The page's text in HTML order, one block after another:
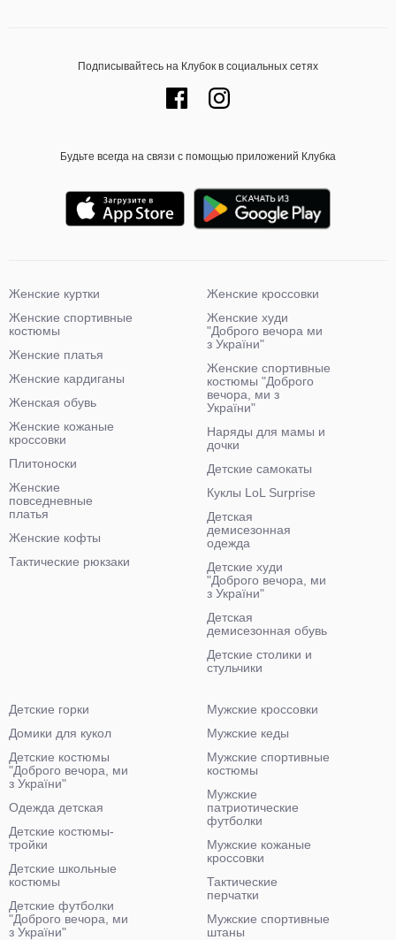
Подписывайтесь на Клубок в социальных сетях
Будьте всегда на связи с помощью приложений Клубка
Женские куртки
Женские спортивные
костюмы
Женские платья
Женские кардиганы
Женская обувь
Женские кожаные
кроссовки
Плитоноски
Женские
повседневные
платья
Женские кофты
Тактические рюкзаки
Женские кроссовки
Женские худи
"Доброго вечора ми
з України"
Женские спортивные
костюмы "Доброго
вечора, ми з
України"
Наряды для мамы и
дочки
Детские самокаты
Куклы LoL Surprise
Детская
демисезонная
одежда
Детские худи
"Доброго вечора, ми
з України"
Детская
демисезонная обувь
Детские столики и
стульчики
Детские горки
Домики для кукол
Детские костюмы
"Доброго вечора, ми
з України"
Одежда детская
Детские костюмы-
тройки
Детские школьные
костюмы
Детские футболки
"Доброго вечора, ми
з України"
Мужские кроссовки
Мужские кеды
Мужские спортивные
костюмы
Мужские
патриотические
футболки
Мужские кожаные
кроссовки
Тактические
перчатки
Мужские спортивные
штаны